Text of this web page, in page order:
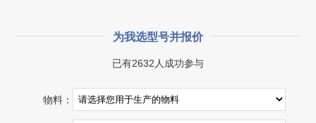
为我选型号并报价
已有2632人成功参与
物料：